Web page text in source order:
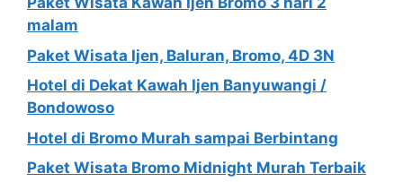
malam
Paket Wisata Ijen, Baluran, Bromo, 4D 3N
Hotel di Dekat Kawah Ijen Banyuwangi /
Bondowoso
Hotel di Bromo Murah sampai Berbintang
Paket Wisata Bromo Midnight Murah Terbaik